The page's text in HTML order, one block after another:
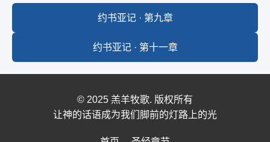
约书亚记 · 第九章
约书亚记 · 第十一章
© 2025 羔羊牧歌. 版权所有
让神的话语成为我们脚前的灯路上的光